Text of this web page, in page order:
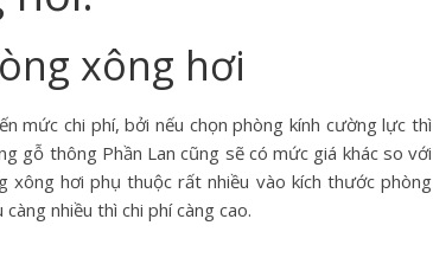
xông hơi
mức chi phí, bởi nếu chọn phòng kính cường lực thì
gỗ thông Phần Lan cũng sẽ có mức giá khác so với
hơi phụ thuộc rất nhiều vào kích thước phòng
nhiều thì chi phí càng cao.